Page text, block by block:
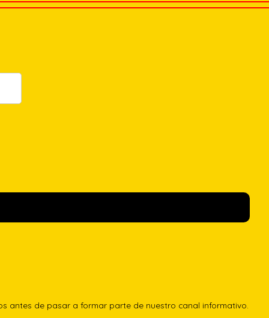
antes de pasar a formar parte de nuestro canal informativo.